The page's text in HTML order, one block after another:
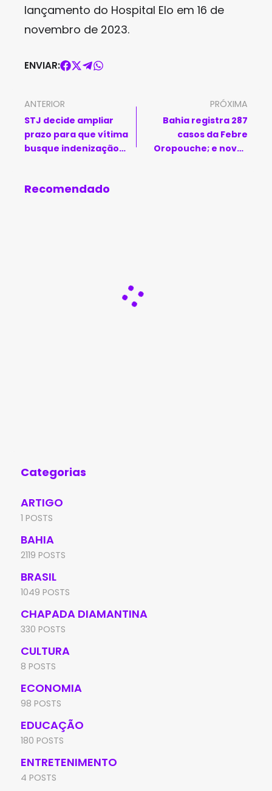
lançamento do Hospital Elo em 16 de
novembro de 2023.
ENVIAR:
ANTERIOR
STJ decide ampliar
prazo para que vítima
busque indenização
PRÓXIMA
Bahia registra 287
casos da Febre
Oropouche; e novos
Recomendado
Categorias
ARTIGO
1 POSTS
BAHIA
2119 POSTS
BRASIL
1049 POSTS
CHAPADA DIAMANTINA
330 POSTS
CULTURA
8 POSTS
ECONOMIA
98 POSTS
EDUCAÇÃO
180 POSTS
ENTRETENIMENTO
4 POSTS